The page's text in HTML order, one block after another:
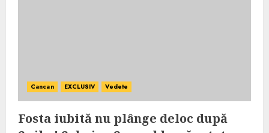
Cancan EXCLUSIV Vedete
Fosta iubită nu plânge deloc după